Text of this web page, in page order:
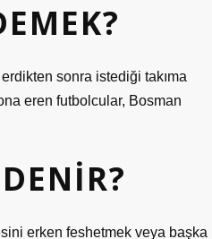
sonra istediği takıma
eren futbolcular, Bosman
erken feshetmek veya başka